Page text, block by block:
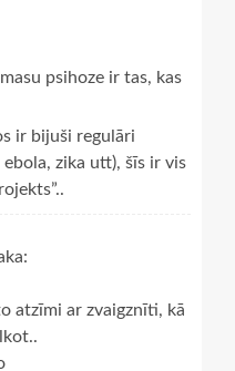
psihoze ir tas, kas
ir bijuši regulāri
zika utt), šīs ir vis
atzīmi ar zvaigznīti, kā